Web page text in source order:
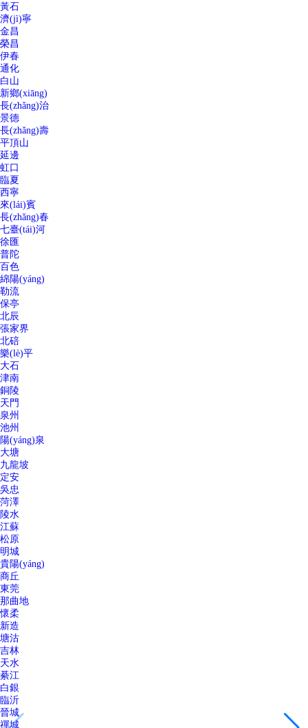
黃石
濟(jì)寧
金昌
榮昌
伊春
通化
白山
新鄉(xiāng)
長(zhǎng)治
景德
長(zhǎng)壽
平頂山
延邊
虹口
臨夏
西寧
來(lái)賓
長(zhǎng)春
七臺(tái)河
徐匯
普陀
百色
綿陽(yáng)
勒流
保亭
北辰
張家界
北碚
樂(lè)平
大石
津南
銅陵
天門
泉州
池州
陽(yáng)泉
大塘
九龍坡
定安
吳忠
菏澤
陵水
江蘇
松原
明城
貴陽(yáng)
商丘
東莞
那曲地
懷柔
新造
塘沽
吉林
天水
綦江
白銀
臨沂
晉城
禪城